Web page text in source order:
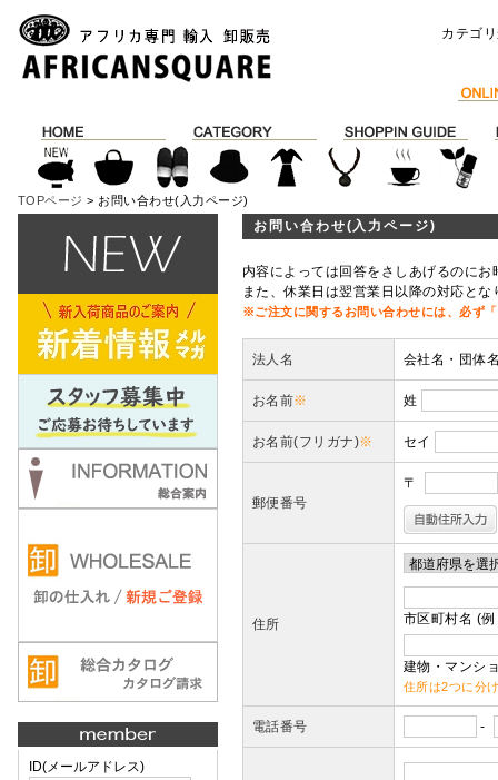
カテゴ
TOPページ > お問い合わせ(入力ページ)
ID(メールアドレス)
お問い合わせ(入力ページ)
内容によっては回答をさしあげるのに
また、休業日は翌営業日以降の対応と
※ご注文に関するお問い合わせには、必ず
法人名 会社名・団体
お名前※ 姓
お名前(フリガナ)※ セイ
郵便番号
〒
住所 市区町村名 (
建物・マンシ
住所は2つに分
電話番号 -